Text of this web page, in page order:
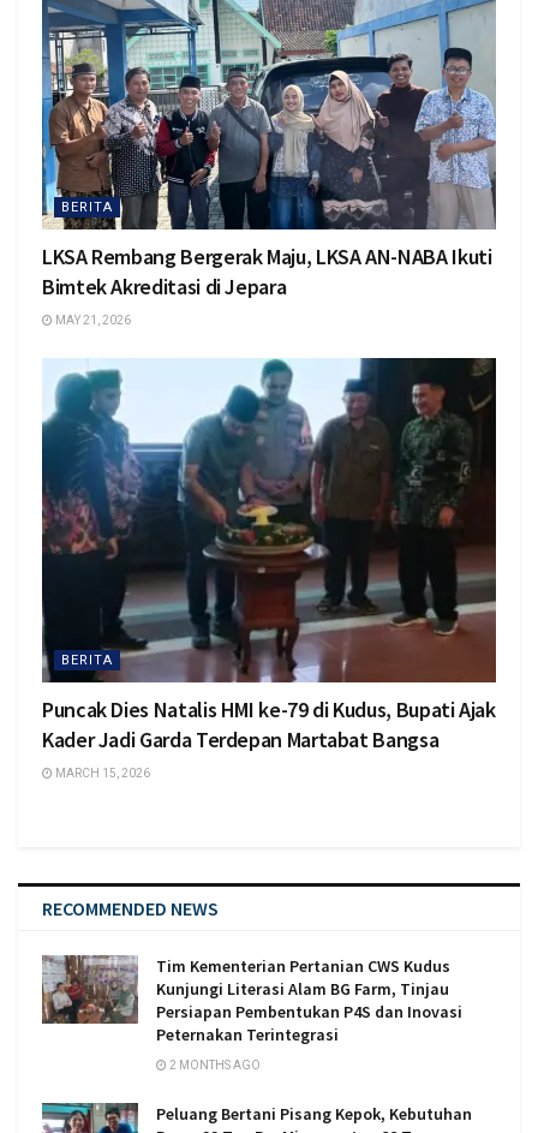
BERITA
LKSA Rembang Bergerak Maju, LKSA AN-NABA Ikuti
Bimtek Akreditasi di Jepara
MAY 21, 2026
BERITA
Puncak Dies Natalis HMI ke-79 di Kudus, Bupati Ajak
Kader Jadi Garda Terdepan Martabat Bangsa
MARCH 15, 2026
RECOMMENDED NEWS
Tim Kementerian Pertanian CWS Kudus
Kunjungi Literasi Alam BG Farm, Tinjau
Persiapan Pembentukan P4S dan Inovasi
Peternakan Terintegrasi
2 MONTHS AGO
Peluang Bertani Pisang Kepok, Kebutuhan